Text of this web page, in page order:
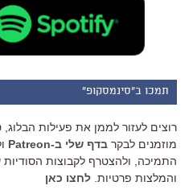
תמכו ב"סינמסקופ"
רוצים לעזור לממן את פעילות
מוזמנים לבקר בדף שלי ב-Patreon
התמיכה, ולהצטרף לקבוצות
והמלצות פרטיות. לחצו כאן